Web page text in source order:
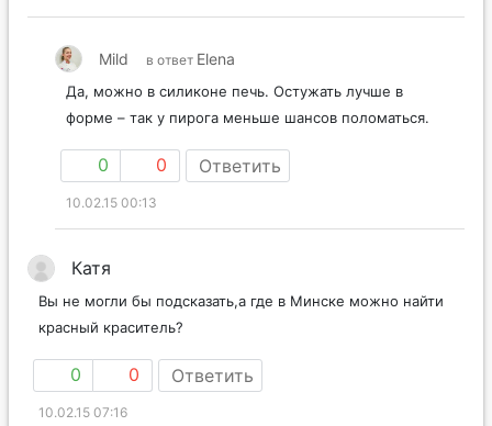
Mild в ответ Elena
Да, можно в силиконе печь. Остужать лучше в
форме – так у пирога меньше шансов поломаться.
0 0 Ответить
10.02.15 00:13
Катя
Вы не могли бы подсказать,а где в Минске можно найти
красный краситель?
0 0 Ответить
10.02.15 07:16